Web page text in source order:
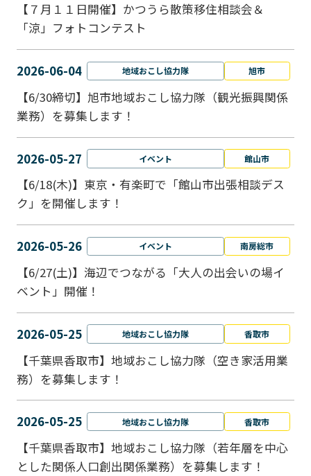
【７月１１日開催】かつうら散策移住相談会＆
「涼」フォトコンテスト
2026-06-04 地域おこし協力隊 旭市
【6/30締切】旭市地域おこし協力隊（観光振興関係
業務）を募集します！
2026-05-27 イベント 館山市
【6/18(木)】東京・有楽町で「館山市出張相談デス
ク」を開催します！
2026-05-26 イベント 南房総市
【6/27(土)】海辺でつながる「大人の出会いの場イ
ベント」開催！
2026-05-25 地域おこし協力隊 香取市
【千葉県香取市】地域おこし協力隊（空き家活用業
務）を募集します！
2026-05-25 地域おこし協力隊 香取市
【千葉県香取市】地域おこし協力隊（若年層を中心
とした関係人口創出関係業務）を募集します！